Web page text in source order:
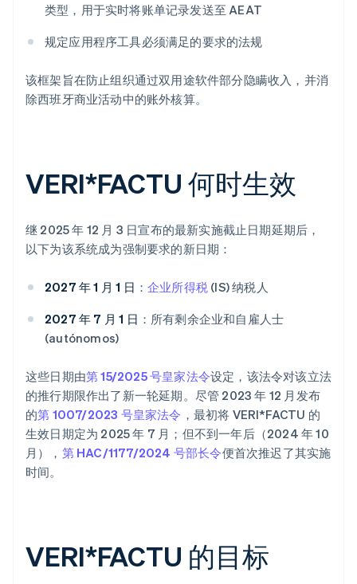
类型，用于实时将账单记录发送至 AEAT
规定应用程序工具必须满足的要求的法规
该框架旨在防止组织通过双用途软件部分隐瞒收入，并消
除西班牙商业活动中的账外核算。
VERI*FACTU 何时生效
继 2025 年 12 月 3 日宣布的最新实施截止日期延期后，
以下为该系统成为强制要求的新日期：
2027 年 1 月 1 日 ：企业所得税 (IS) 纳税人
2027 年 7 月 1 日 ：所有剩余企业和自雇人士
(autónomos)
这些日期由第 15/2025 号皇家法令设定，该法令对该立法
的推行期限作出了新一轮延期。尽管 2023 年 12 月发布
的第 1007/2023 号皇家法令 ，最初将 VERI*FACTU 的
生效日期定为 2025 年 7 月；但不到一年后（2024 年 10
月）， 第 HAC/1177/2024 号部长令便首次推迟了其实施
时间。
VERI*FACTU 的目标